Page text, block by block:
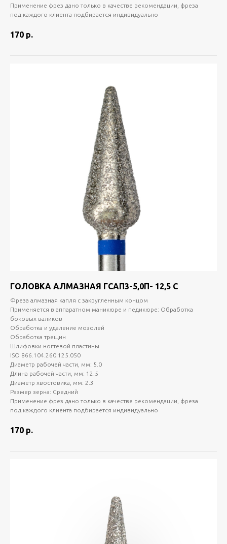
Применение фрез дано только в качестве рекомендации, фреза
под каждого клиента подбирается индивидуально
170 р.
ГОЛОВКА АЛМАЗНАЯ ГСАП3-5,0П- 12,5 С
Фреза алмазная капля с закругленным концом
Применяется в аппаратном маникюре и педикюре: Обработка
боковых валиков
Обработка и удаление мозолей
Обработка трещин
Шлифовки ногтевой пластины
ISO 866.104.260.125.050
Диаметр рабочей части, мм: 5.0
Длина рабочей части, мм: 12.5
Диаметр хвостовика, мм: 2.3
Размер зерна: Средний
Применение фрез дано только в качестве рекомендации, фреза
под каждого клиента подбирается индивидуально
170 р.